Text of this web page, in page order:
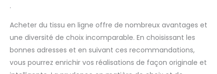
de poupée, la décoration, la fabrication de jouets et
amateurs, les tailleurs et les esprits créatifs. Artisanat
créatif amusant pour toute la famille : les tissus ne sont
pas seulement adaptés pour les projets de bricolage, mais
également pour les travaux manuels avec les enfants et les
amis. Encouragez la créativité et profitez de leçons de
.
Acheter du tissu en ligne offre de nombreux avantages et
une diversité de choix incomparable. En choisissant les
bonnes adresses et en suivant ces recommandations,
vous pourrez enrichir vos réalisations de façon originale et